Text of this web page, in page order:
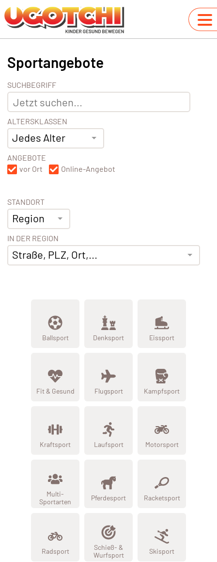
Sportangebote
SUCHBEGRIFF
ALTERSKLASSEN
Jedes Alter
ANGEBOTE
vor Ort
Online-Angebot
STANDORT
Region
IN DER REGION
Straße, PLZ, Ort,...
Ballsport Denksport Eissport
Fit & Gesund Flugsport Kampfsport
Kraftsport Laufsport Motorsport
Multi-
Sportarten
Pferdesport Racketsport
Radsport
Schieß- &
Wurfsport
Skisport